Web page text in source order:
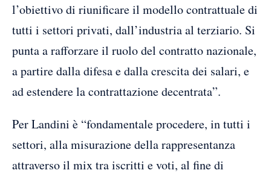
l’obiettivo di riunificare il modello contrattuale di
tutti i settori privati, dall’industria al terziario. Si
punta a rafforzare il ruolo del contratto nazionale,
a partire dalla difesa e dalla crescita dei salari, e
ad estendere la contrattazione decentrata”.
Per Landini è “fondamentale procedere, in tutti i
settori, alla misurazione della rappresentanza
attraverso il mix tra iscritti e voti, al fine di